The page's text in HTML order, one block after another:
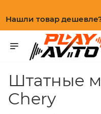
Нашли товар
Штатные
Chery